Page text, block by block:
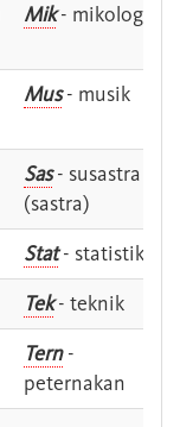
Mik- mikologi
Mus- musik
Sas- susastra -
(sastra)
Stat- statistik
Tek- teknik
Tern-
peternakan